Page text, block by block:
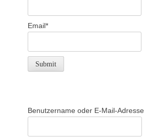
Email*
Benutzername oder E-Mail-Adresse